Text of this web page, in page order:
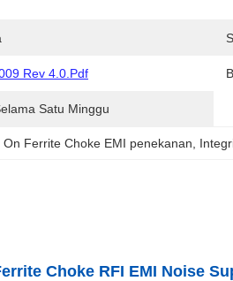
Rev 4.0.pdf
Satu Minggu
On Ferrite Choke EMI penekanan
Choke RFI EMI Noise